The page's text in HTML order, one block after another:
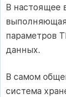
В настоящее
параметров
данных.
В самом
система